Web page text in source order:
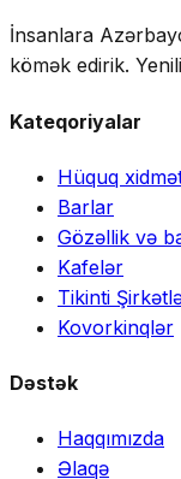
İnsanlara
kömək edirik.
Kateqoriyalar
Hüquq
Barlar
Gözəllik və
Kafelər
Tikinti
Kovorkinqlər
Dəstək
Haqqımızda
Əlaqə